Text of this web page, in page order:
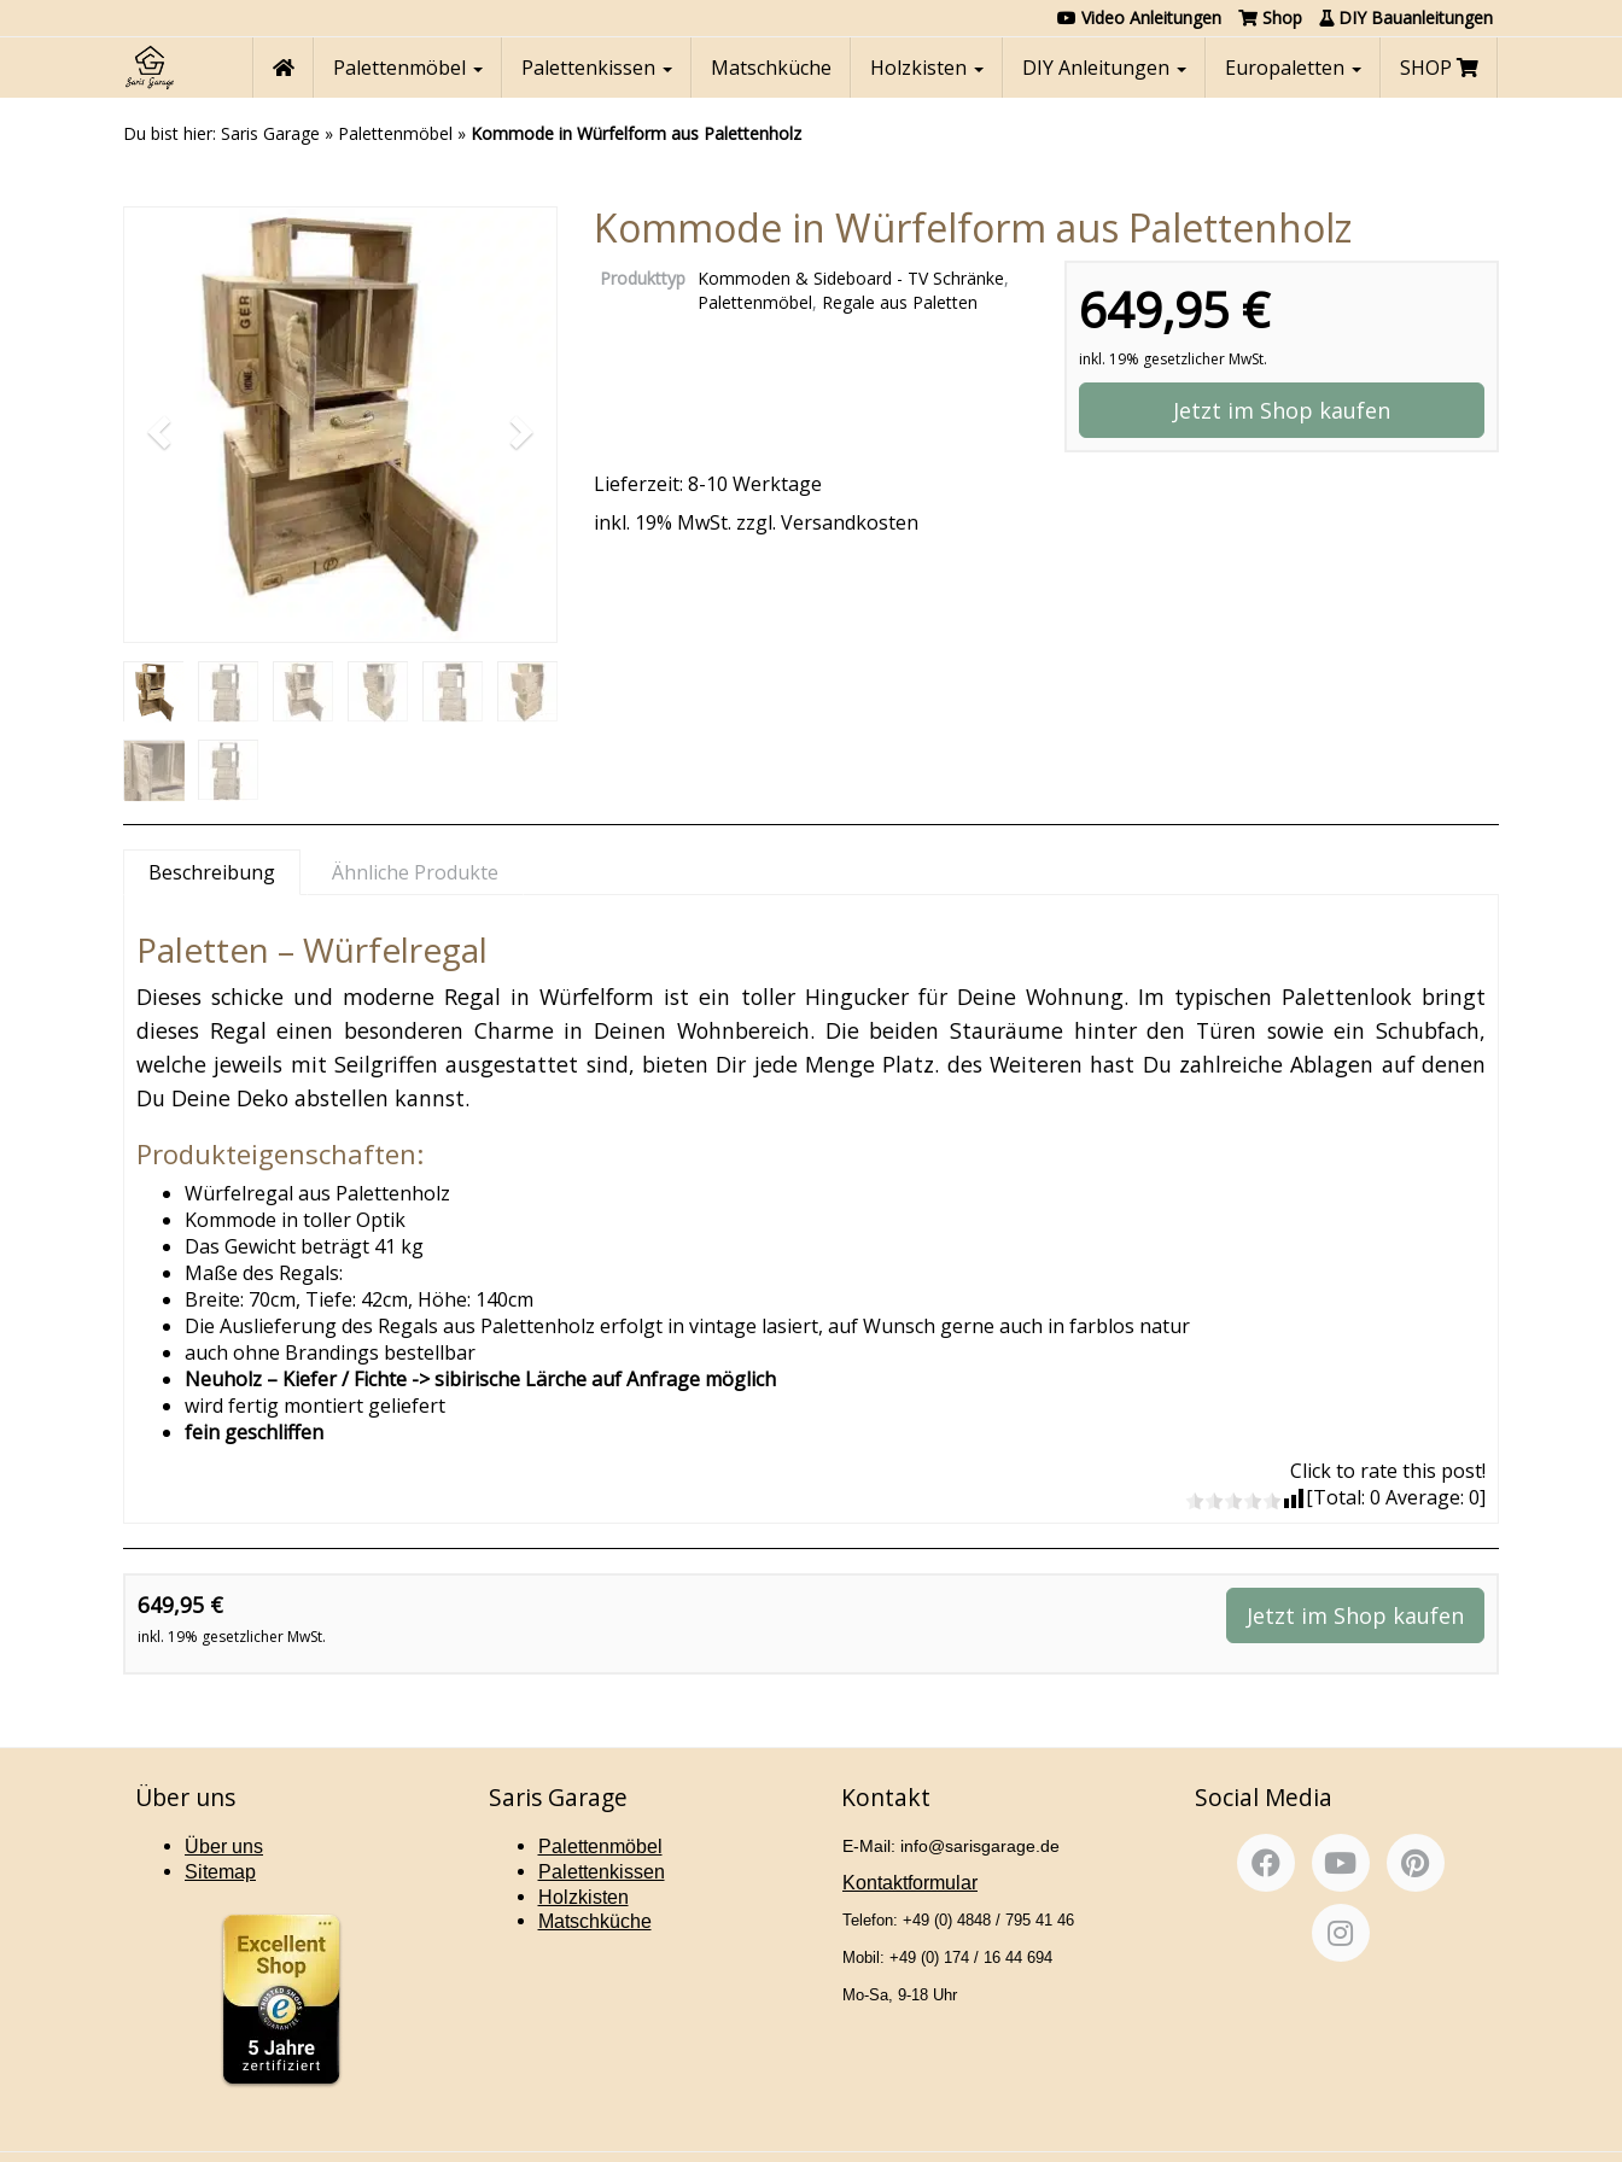
to
content
Video Anleitungen Shop DIY Bauanleitungen
Palettenmöbel Palettenkissen Matschküche Holzkisten DIY Anleitungen Europaletten SHOP
Du bist hier: Saris Garage » Palettenmöbel » Kommode in Würfelform aus Palettenholz
Kommode in Würfelform aus Palettenholz
649,95 €
inkl. 19% gesetzlicher MwSt.
Jetzt im Shop kaufen
Produkttyp Kommoden & Sideboard - TV Schränke,
Palettenmöbel, Regale aus Paletten
Lieferzeit: 8-10 Werktage
inkl. 19% MwSt. zzgl. Versandkosten
Beschreibung Ähnliche Produkte
Paletten – Würfelregal
Dieses schicke und moderne Regal in Würfelform ist ein toller Hingucker für Deine Wohnung. Im typischen Palettenlook bringt
dieses Regal einen besonderen Charme in Deinen Wohnbereich. Die beiden Stauräume hinter den Türen sowie ein Schubfach,
welche jeweils mit Seilgriffen ausgestattet sind, bieten Dir jede Menge Platz. des Weiteren hast Du zahlreiche Ablagen auf denen
Du Deine Deko abstellen kannst.
Produkteigenschaften:
Würfelregal aus Palettenholz
Kommode in toller Optik
Das Gewicht beträgt 41 kg
Maße des Regals:
Breite: 70cm, Tiefe: 42cm, Höhe: 140cm
Die Auslieferung des Regals aus Palettenholz erfolgt in vintage lasiert, auf Wunsch gerne auch in farblos natur
auch ohne Brandings bestellbar
Neuholz – Kiefer / Fichte -> sibirische Lärche auf Anfrage möglich
wird fertig montiert geliefert
fein geschliffen
Click to rate this post!
[Total: 0 Average: 0]
649,95 €
inkl. 19% gesetzlicher MwSt.
Jetzt im Shop kaufen
Über uns
Über uns
Sitemap
Saris Garage
Palettenmöbel
Palettenkissen
Holzkisten
Matschküche
Kontakt
E-Mail: info@sarisgarage.de
Kontaktformular
Telefon: +49 (0) 4848 / 795 41 46
Mobil: +49 (0) 174 / 16 44 694
Mo-Sa, 9-18 Uhr
Social Media